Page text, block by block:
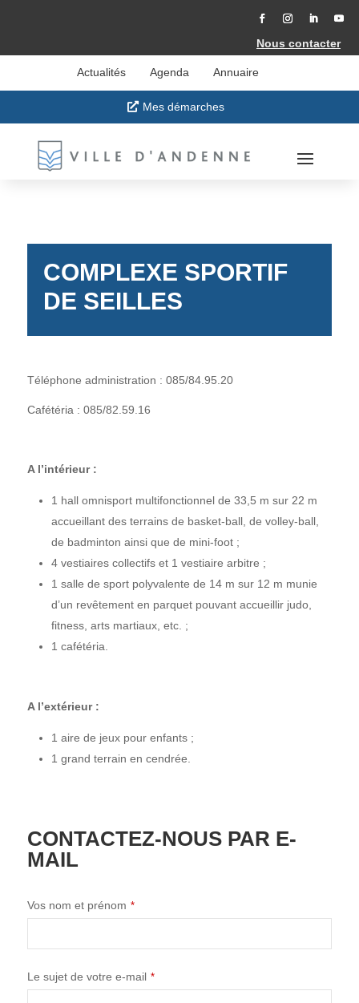
Nous contacter
Actualités Agenda Annuaire
Mes démarches
COMPLEXE SPORTIF
DE SEILLES
Téléphone administration : 085/84.95.20
Cafétéria : 085/82.59.16
A l’intérieur :
1 hall omnisport multifonctionnel de 33,5 m sur 22 m
accueillant des terrains de basket-ball, de volley-ball,
de badminton ainsi que de mini-foot ;
4 vestiaires collectifs et 1 vestiaire arbitre ;
1 salle de sport polyvalente de 14 m sur 12 m munie
d’un revêtement en parquet pouvant accueillir judo,
fitness, arts martiaux, etc. ;
1 cafétéria.
A l’extérieur :
1 aire de jeux pour enfants ;
1 grand terrain en cendrée.
CONTACTEZ-NOUS PAR E-
MAIL
Vos nom et prénom *
Le sujet de votre e-mail *